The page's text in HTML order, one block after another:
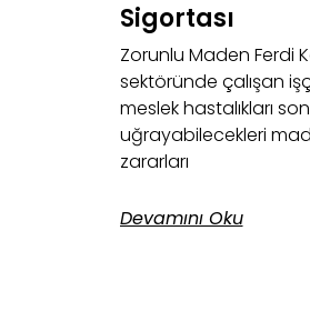
Sigortası
Zorunlu Maden Ferdi
sektöründe çalışan
meslek hastalıkları
uğrayabilecekleri
zararları
Devamını Oku